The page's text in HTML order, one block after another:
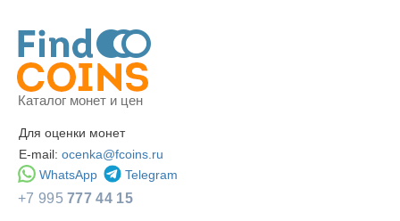
Каталог монет и цен
Для оценки монет
E-mail: ocenka@fcoins.ru
WhatsApp
Telegram
+7 995777 44 15